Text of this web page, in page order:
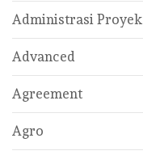
Administrasi Proyek
Advanced
Agreement
Agro